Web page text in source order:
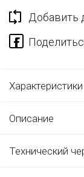
Добавить
Характеристики
Описание
Технический